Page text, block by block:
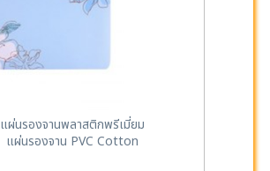
แผ่นรองจานพลาสติกพรีเมี่ยม
แผ่นรองจาน PVC Cotton